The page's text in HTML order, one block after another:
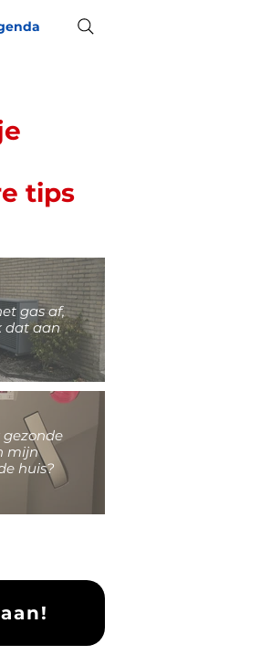
tips
gas af,
dat aan
gezonde
mijn
huis?